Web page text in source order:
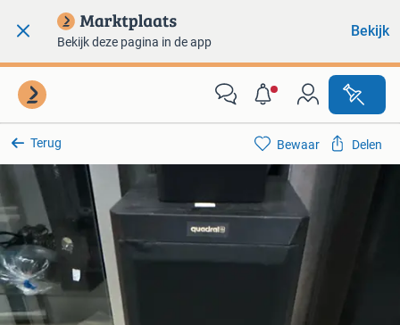
Bekijk deze pagina in de app
Bekijk
Terug Bewaar Delen